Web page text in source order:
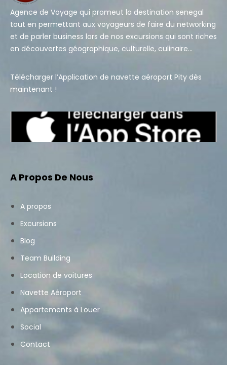
Agence de Voyage qui promeut la destination senegal
tout en permettant aux voyageurs de faire du networking
et de parler business lors de nos excursions qui sont riches
en découvertes géographique, culturelle, culinaire…
Télécharger l’Application de navette aéroport Pity dès
maintenant !
A Propos De Nous
A propos
Excursions
Blog
Team Building
Location de voitures
Navette Aéroport
Appartements à Louer
Social
Contact